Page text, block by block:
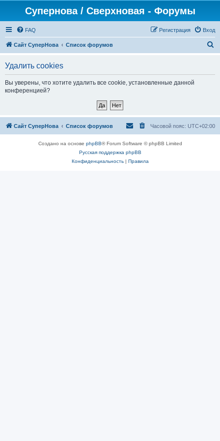
Супернова / Сверхновая - Форумы
FAQ Вход
Регистрация
Сайт СуперНова Список форумов
Удалить cookies
Вы уверены, что хотите удалить все cookie, установленные данной
конференцией?
Сайт СуперНова Список форумов Часовой пояс: UTC+02:00
Создано на основе phpBB® Forum Software © phpBB Limited
Русская поддержка phpBB
Конфиденциальность| Правила